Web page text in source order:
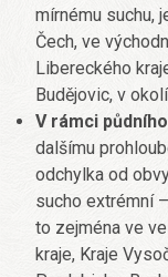
mírnému suchu,
Čech, ve
Libereckého
Budějovic, v
V rámci
dalšímu
odchylka od
sucho extrémní
to zejména ve
kraje, Kraje